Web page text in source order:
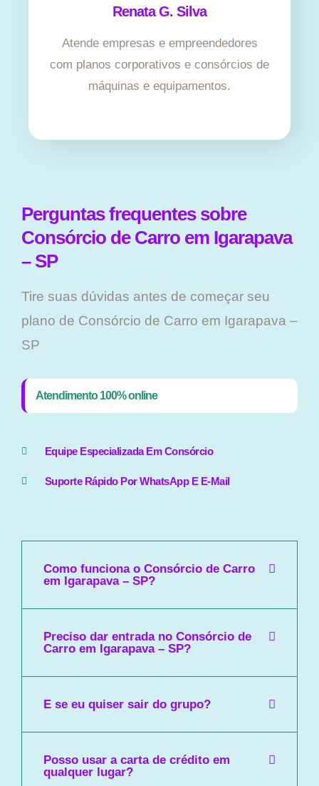
Renata G. Silva
Atende empresas e empreendedores
com planos corporativos e consórcios de
máquinas e equipamentos.
Perguntas frequentes sobre
Consórcio de Carro em Igarapava
– SP
Tire suas dúvidas antes de começar seu
plano ​de Consórcio de Carro em Igarapava –
SP
Atendimento 100% online
Equipe Especializada Em Consórcio
Suporte Rápido Por WhatsApp E E-Mail
Como funciona o Consórcio de Carro
em Igarapava – SP?
Preciso dar entrada no Consórcio de
Carro em Igarapava – SP?
E se eu quiser sair do grupo?
Posso usar a carta de crédito em
qualquer lugar?